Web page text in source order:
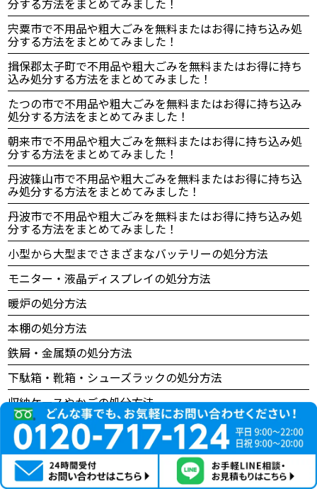
分する方法をまとめてみました！
宍粟市で不用品や粗大ごみを無料またはお得に持ち込み処
分する方法をまとめてみました！
揖保郡太子町で不用品や粗大ごみを無料またはお得に持ち
込み処分する方法をまとめてみました！
たつの市で不用品や粗大ごみを無料またはお得に持ち込み
処分する方法をまとめてみました！
朝来市で不用品や粗大ごみを無料またはお得に持ち込み処
分する方法をまとめてみました！
丹波篠山市で不用品や粗大ごみを無料またはお得に持ち込
み処分する方法をまとめてみました！
丹波市で不用品や粗大ごみを無料またはお得に持ち込み処
分する方法をまとめてみました！
小型から大型までさまざまなバッテリーの処分方法
モニター・液晶ディスプレイの処分方法
暖炉の処分方法
本棚の処分方法
鉄屑・金属類の処分方法
下駄箱・靴箱・シューズラックの処分方法
収納ケースやかごの処分方法
川西市で不用品や粗大ごみを無料またはお得に持ち込み処
分する方法をまとめてみました！
発電機の処分方法